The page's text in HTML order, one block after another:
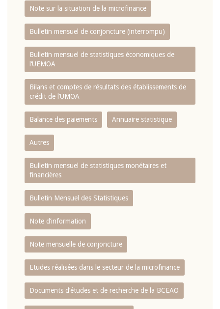
Note sur la situation de la microfinance
Bulletin mensuel de conjoncture (interrompu)
Bulletin mensuel de statistiques économiques de
l‘UEMOA
Bilans et comptes de résultats des établissements de
crédit de l‘UMOA
Balance des paiements Annuaire statistique
Autres
Bulletin mensuel de statistiques monétaires et
financières
Bulletin Mensuel des Statistiques
Note d’information
Note mensuelle de conjoncture
Etudes réalisées dans le secteur de la microfinance
Documents d’études et de recherche de la BCEAO